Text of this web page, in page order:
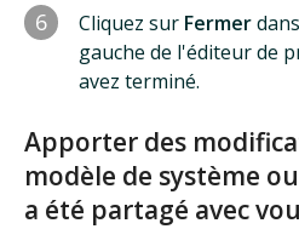
6 Cliquez sur Fermer
gauche de l'éditeur de
avez terminé.
Apporter des
modèle de système
a été partagé avec